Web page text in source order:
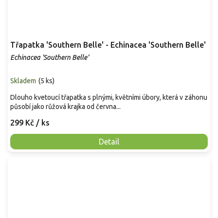
Třapatka 'Southern Belle' - Echinacea 'Southern Belle'
Echinacea 'Southern Belle'
Skladem (5 ks)
299 Kč / ks
Detail
Dlouho kvetoucí třapatka s plnými, květními úbory, která v záhonu
působí jako růžová krajka od června...